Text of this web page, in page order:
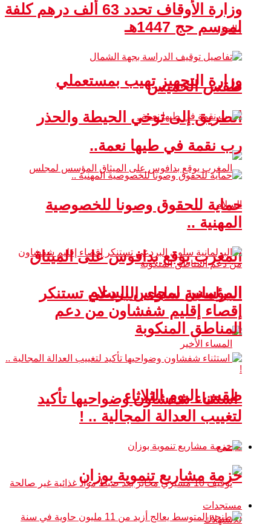
وزارة التجهيز تهيب بمستعملي
الطريق إلى توخي الحيطة والحذر
المغرب يوقع بدافوس على الميثاق
المؤسس لمجلس السلام
طقس اليوم الثلاثاء
مجتمع
وزارة الأوقاف تحدد 63 ألف درهم كلفة
لموسم حج 1447هـ
طقس الخميس
رب نقمة في طيها نعمة..
حماية للحقوق وصونا للخصوصية
المهنية ..
البرلمانية سلوى البردعي تستنكر
إقصاء إقليم شفشاون من دعم
المناطق المنكوبة
استثناء شفشاون وضواحيها تأكيد
لتغييب العدالة المجالية .. !
حزمة مشاريع تنموية بوزان
مستجدات